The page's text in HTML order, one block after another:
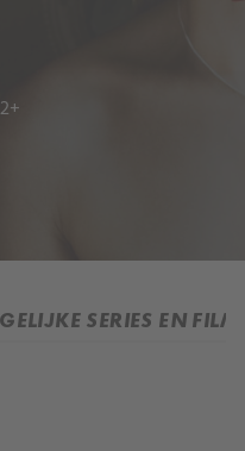
SERIES EN